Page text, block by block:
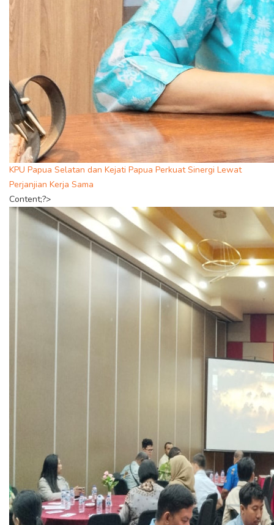
KPU Papua Selatan dan Kejati Papua Perkuat Sinergi Lewat
Perjanjian Kerja Sama
Content;?>